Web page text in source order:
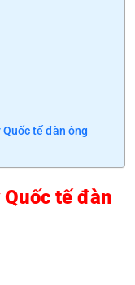
tế đàn ông
tế đàn